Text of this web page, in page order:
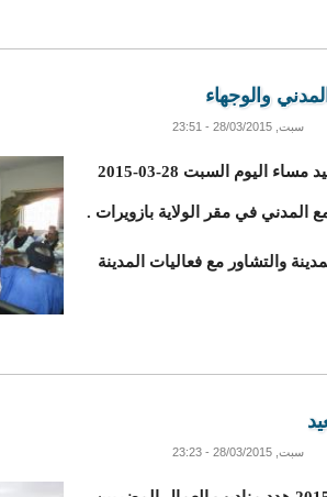
والوجهاء
سبت, 28/03/2015 - 23:51
استدعى والي تيرس زمور السيد اسلم ولد سيد مساء اليوم السبت 28-03-2015
المدني في مقر الولاية بازويرات .
والتشاور مع فعاليات المدينة
سبت, 28/03/2015 - 23:23